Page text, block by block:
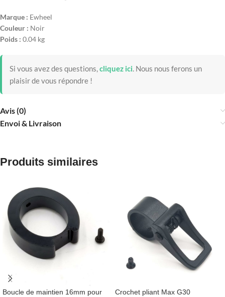
Marque : Ewheel
Couleur : Noir
Poids : 0.04 kg
Si vous avez des questions,cliquez ici. Nous nous ferons un
plaisir de vous répondre !
Avis (0)
Envoi & Livraison
Produits similaires
Boucle de maintien 16mm pour
Crochet pliant Max G30